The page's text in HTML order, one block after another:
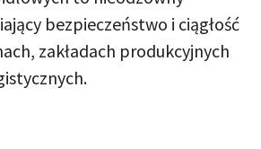
bezpieczeństwo i ciągłość
zakładach produkcyjnych